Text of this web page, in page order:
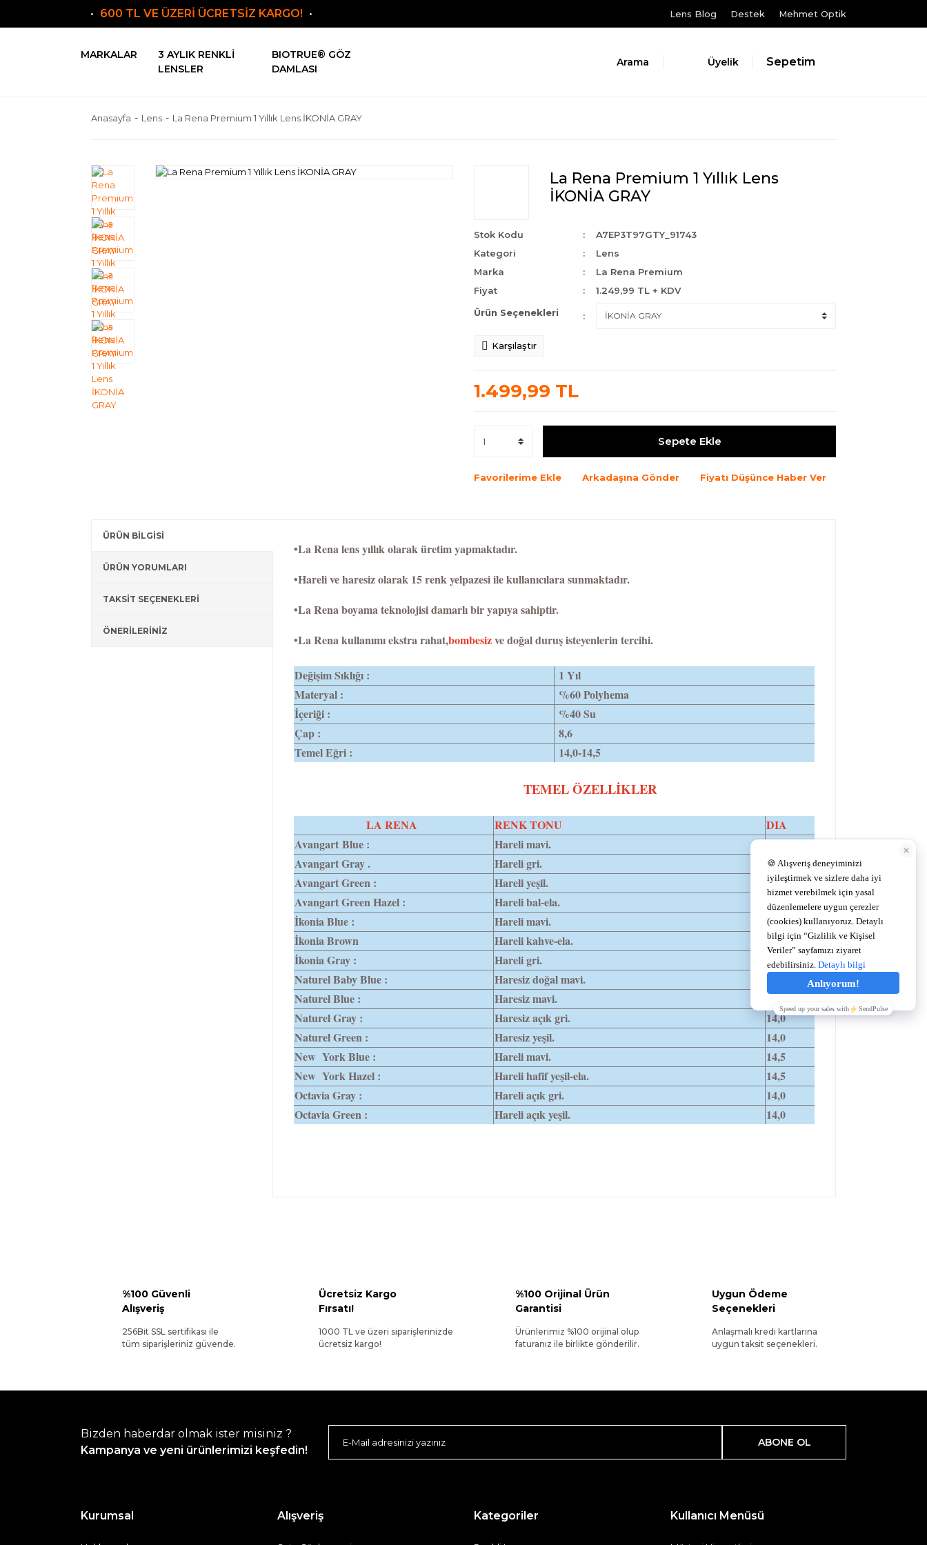
600 TL VE ÜZERİ ÜCRETSİZ KARGO! Lens Blog Destek Mehmet Optik
MARKALAR
3 AYLIK RENKLI
LENSLER
BIOTRUE® GÖZ
DAMLASI
Arama Üyelik Sepetim
Anasayfa Lens La Rena Premium 1 Yıllık Lens İKONİA GRAY
La Rena Premium 1 Yıllık Lens
İKONİA GRAY
Stok Kodu
A7EP3T97GTY_91743
Kategori
Lens
Marka
La Rena Premium
Fiyat
1.249,99 TL + KDV
Ürün Seçenekleri
Karşılaştır
1.499,99 TL
Sepete Ekle
Favorilerime Ekle Arkadaşına Gönder Fiyatı Düşünce Haber Ver
ÜRÜN BİLGİSİ
ÜRÜN YORUMLARI
TAKSİT SEÇENEKLERİ
ÖNERİLERİNİZ
•La Rena lens yıllık olarak üretim yapmaktadır.
•Hareli ve haresiz olarak 15 renk yelpazesi ile kullanıcılara sunmaktadır.
•La Rena boyama teknolojisi damarlı bir yapıya sahiptir.
•La Rena kullanımı ekstra rahat,bombesizve doğal duruş isteyenlerin tercihi.
Değişim Sıklığı :
1 Yıl
Materyal :
%60 Polyhema
İçeriği :
%40 Su
Çap :
8,6
Temel Eğri :
14,0-14,5
TEMEL ÖZELLİKLER
LA RENA RENK TONU
DIA
Avangart Blue :
Hareli mavi.
14,0
Avangart Gray .
Hareli gri.
14,0
Avangart Green :
Hareli yeşil.
14,0
Avangart Green Hazel :
Hareli bal-ela.
14,0
İkonia Blue :
Hareli mavi.
14,0
İkonia Brown
Hareli kahve-ela.
14,0
İkonia Gray :
Hareli gri.
14,0
Naturel Baby Blue :
Haresiz doğal mavi.
14,0
Naturel Blue :
Haresiz mavi.
14,0
Naturel Gray :
Haresiz açık gri.
14,0
Naturel Green :
Haresiz yeşil.
14,0
New York Blue :
Hareli mavi.
14,5
New York Hazel :
Hareli hafif yeşil-ela.
14,5
Octavia Gray :
Hareli açık gri.
14,0
Octavia Green :
Hareli açık yeşil. 14,0
%100 Güvenli
Alışveriş
256Bit SSL sertifikası ile
tüm siparişleriniz güvende.
Ücretsiz Kargo
Fırsatı!
1000 TL ve üzeri siparişlerinizde
ücretsiz kargo!
%100 Orijinal Ürün
Garantisi
Ürünlerimiz %100 orijinal olup
faturanız ile birlikte gönderilir.
Uygun Ödeme
Seçenekleri
Anlaşmalı kredi kartlarına
uygun taksit seçenekleri.
Bizden haberdar olmak ister misiniz ?
Kampanya ve yeni ürünlerimizi keşfedin!
ABONE OL
Kurumsal Alışveriş Kategoriler Kullanıcı Menüsü